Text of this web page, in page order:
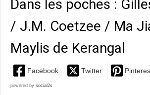
Dans les poches :
/ J.M. Coetzee / Ma
Maylis de Kerangal
Facebook Twitter
powered by social2s